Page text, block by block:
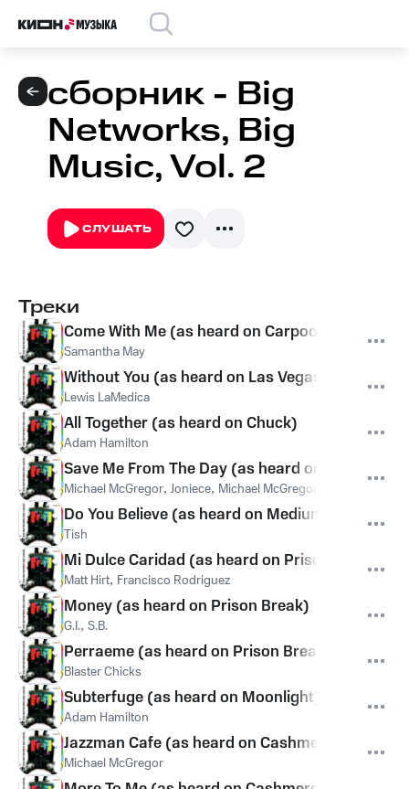
сборник - Big
Networks, Big
Music, Vol. 2
СЛУШАТЬ
Треки
Come With Me (as heard on Carpoolers)
Samantha May
Without You (as heard on Las Vegas)
Lewis LaMedica
All Together (as heard on Chuck)
Adam Hamilton
Save Me From The Day (as heard on Cashmere
Michael McGregor, Joniece, Michael McGregor feat. Joniece
Do You Believe (as heard on Medium)
Tish
Mi Dulce Caridad (as heard on Prison Break)
Matt Hirt, Francisco Rodriguez
Money (as heard on Prison Break)
G.I., S.B.
Perraeme (as heard on Prison Break)
Blaster Chicks
Subterfuge (as heard on Moonlight)
Adam Hamilton
Jazzman Cafe (as heard on Cashmere Mafia)
Michael McGregor